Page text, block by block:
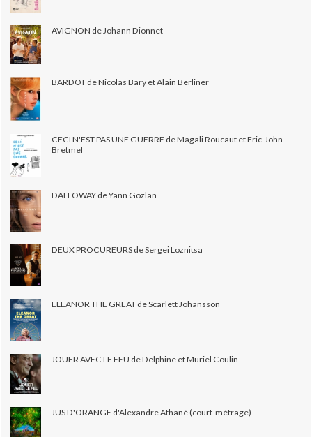
AVIGNON de Johann Dionnet
BARDOT de Nicolas Bary et Alain Berliner
CECI N'EST PAS UNE GUERRE de Magali Roucaut et Eric-John
Bretmel
DALLOWAY de Yann Gozlan
DEUX PROCUREURS de Sergei Loznitsa
ELEANOR THE GREAT de Scarlett Johansson
JOUER AVEC LE FEU de Delphine et Muriel Coulin
JUS D'ORANGE d'Alexandre Athané (court-métrage)